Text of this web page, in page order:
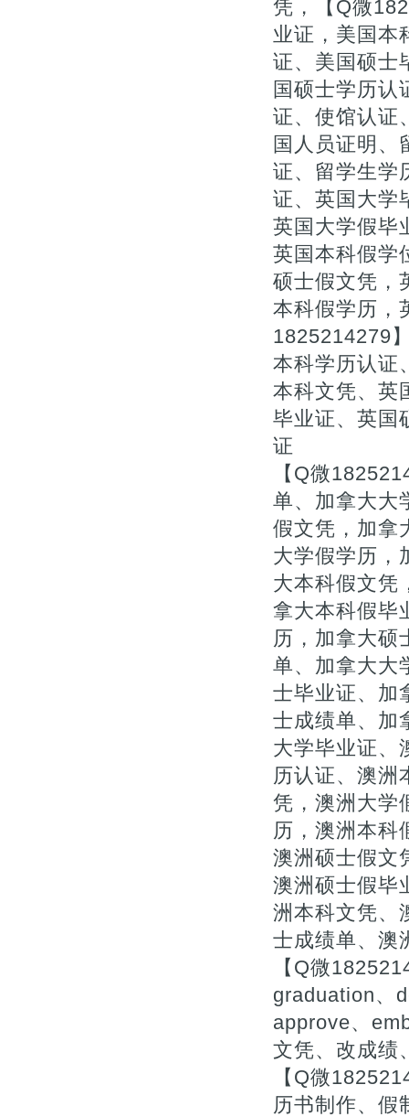
凭，【Q微
业证，美国本
证、美国硕士
国硕士学历认
证、使馆认证
国人员证明、
证、留学生学
证、英国大学
英国大学假毕
英国本科假学
硕士假文凭，
本科假学历，
1825214279
本科学历认证
本科文凭、英
毕业证、英国
证
【Q微
单、加拿大大
假文凭，加拿
大学假学历，
大本科假文凭
拿大本科假毕
历，加拿大硕
单、加拿大大
士毕业证、加
士成绩单、加
大学毕业证、
历认证、澳洲
凭，澳洲大学
历，澳洲本科
澳洲硕士假文
澳洲硕士假毕
洲本科文凭、
士成绩单、澳
【Q微
graduation、
approve、
文凭、改成绩
【Q微
历书制作、假